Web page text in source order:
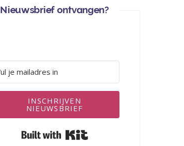
Nieuwsbrief ontvangen?
INSCHRIJVEN
NIEUWSBRIEF